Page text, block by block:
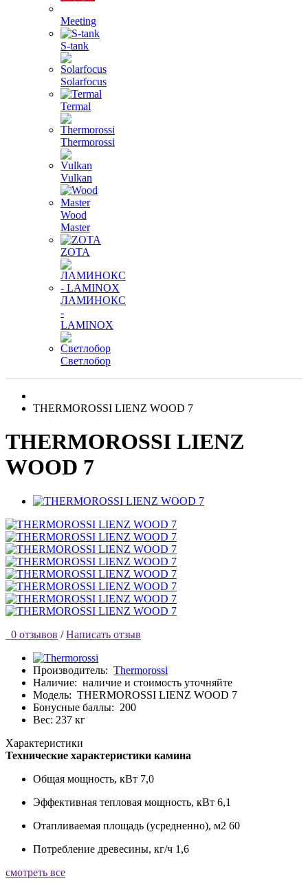
Meeting
S-tank
Solarfocus
Termal
Thermorossi
Vulkan
Wood
Master
ZOTA
ЛАМИНОКС
-
LAMINOX
Светлобор
THERMOROSSI LIENZ WOOD 7
THERMOROSSI LIENZ
WOOD 7
0 отзывов / Написать отзыв
Производитель: Thermorossi
Наличие: наличие и стоимость уточняйте
Модель: THERMOROSSI LIENZ WOOD 7
Бонусные баллы: 200
Вес: 237 кг
Характеристики
Технические характеристики камина
Общая мощность, кВт 7,0
Эффективная тепловая мощность, кВт 6,1
Отапливаемая площадь (усредненно), м2 60
Потребление древесины, кг/ч 1,6
смотреть все